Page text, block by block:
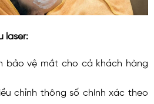
laser:
bảo vệ mắt cho cả khách hàng
chỉnh thông số chính xác theo